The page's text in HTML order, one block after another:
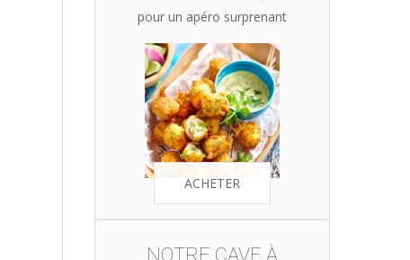
pour un apéro surprenant
ACHETER
NOTRE CAVE À